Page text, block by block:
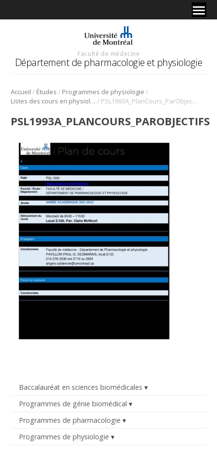
Faculté de médecine
Département de pharmacologie et physiologie
Accueil / Études / Programmes de physiologie /
Listes des cours en physiologie / PSL1993A_PlanCours_ParObjectifs
Baccalauréat en sciences biomédicales
Programmes de génie biomédical
Programmes de pharmacologie
Programmes de physiologie
PSL1993A_PLANCOURS_PAROBJECTIFS